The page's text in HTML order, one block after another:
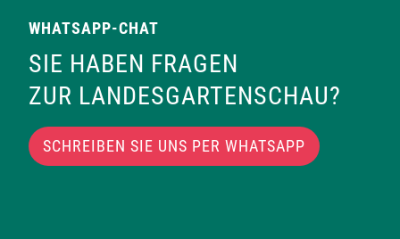
WHATSAPP-CHAT
SIE HABEN FRAGEN
ZUR LANDESGARTENSCHAU?
SCHREIBEN SIE UNS PER WHATSAPP